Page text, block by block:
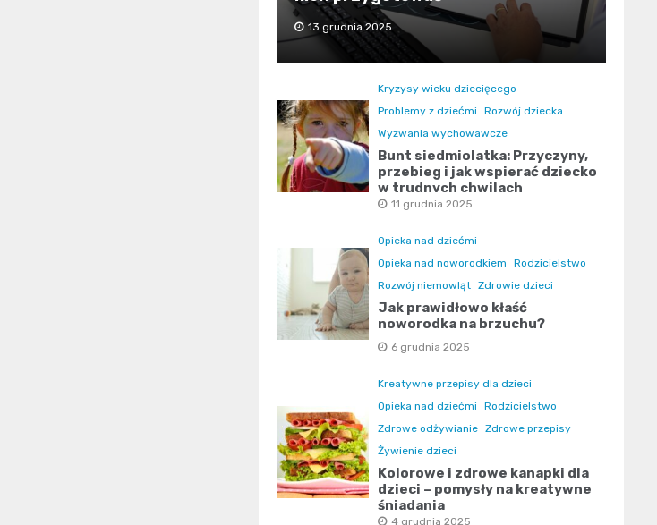
13 grudnia 2025
Kryzysy wieku dziecięcego
Problemy z dziećmi
Rozwój dziecka
Wyzwania wychowawcze
Bunt siedmiolatka: Przyczyny,
przebieg i jak wspierać dziecko
w trudnych chwilach
11 grudnia 2025
Opieka nad dziećmi
Opieka nad noworodkiem
Rodzicielstwo
Rozwój niemowląt Zdrowie dzieci
Jak prawidłowo kłaść
noworodka na brzuchu?
6 grudnia 2025
Kreatywne przepisy dla dzieci
Opieka nad dziećmi
Rodzicielstwo
Zdrowe odżywianie Zdrowe przepisy
Żywienie dzieci
Kolorowe i zdrowe kanapki dla
dzieci – pomysły na kreatywne
śniadania
4 grudnia 2025